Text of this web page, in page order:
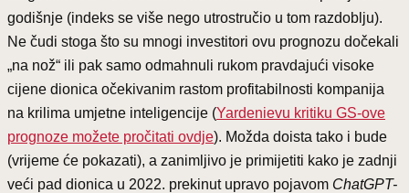
godišnje (indeks se više nego utrostručio u tom razdoblju).
Ne čudi stoga što su mnogi investitori ovu prognozu dočekali
„na nož“ ili pak samo odmahnuli rukom pravdajući visoke
cijene dionica očekivanim rastom profitabilnosti kompanija
na krilima umjetne inteligencije (Yardenievu kritiku GS-ove
prognoze možete pročitati ovdje). Možda doista tako i bude
(vrijeme će pokazati), a zanimljivo je primijetiti kako je zadnji
veći pad dionica u 2022. prekinut upravo pojavom ChatGPT-